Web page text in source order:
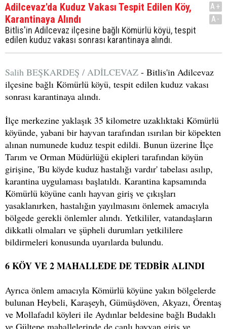
Adilcevaz'da Kuduz Vakası Tespit Edilen Köy,
Karantinaya Alındı
Bitlis'in Adilcevaz ilçesine bağlı Kömürlü köyü, tespit
edilen kuduz vakası sonrası karantinaya alındı.
A+
A-
Salih BEŞKARDEŞ / ADİLCEVAZ - Bitlis'in Adilcevaz
ilçesine bağlı Kömürlü köyü, tespit edilen kuduz vakası
sonrası karantinaya alındı.
İlçe merkezine yaklaşık 35 kilometre uzaklıktaki Kömürlü
köyünde, yabani bir hayvan tarafından ısırılan bir köpekten
alınan numunede kuduz tespit edildi. Bunun üzerine İlçe
Tarım ve Orman Müdürlüğü ekipleri tarafından köyün
girişine, 'Bu köyde kuduz hastalığı vardır' tabelası asılıp,
karantina uygulaması başlatıldı. Karantina kapsamında
Kömürlü köyüne canlı hayvan giriş ve çıkışları
yasaklanırken, hastalığın yayılmasını önlemek amacıyla
bölgede gerekli önlemler alındı. Yetkililer, vatandaşların
dikkatli olmaları ve şüpheli durumları yetkililere
bildirmeleri konusunda uyarılarda bulundu.
6 KÖY VE 2 MAHALLEDE DE TEDBİR ALINDI
Ayrıca önlem amacıyla Kömürlü köyüne yakın bölgelerde
bulunan Heybeli, Karaşeyh, Gümüşdöven, Akyazı, Örentaş
ve Mollafadıl köyleri ile Aydınlar beldesine bağlı Budaklı
ve Gültepe mahallelerinde de canlı hayvan giriş ve